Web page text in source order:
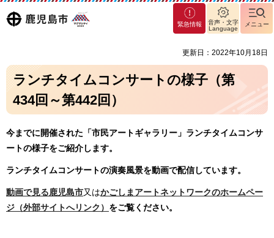
鹿児島
マグ
マシ
緊急情報
音声・文字
Language
メニュー
更新日：2022年10月18日
ランチタイムコンサートの様子（第
434回～第442回）
今までに開催された「市民アートギャラリー」ランチタイムコンサ
ートの様子をご紹介します。
ランチタイムコンサートの演奏風景を動画で配信しています。
動画で見る鹿児島市又はかごしまアートネットワークのホームペー
ジ（外部サイトへリンク） をご覧ください。